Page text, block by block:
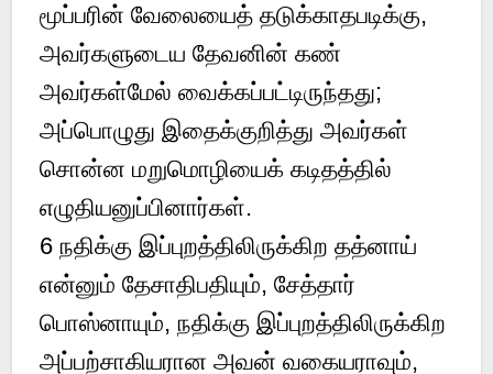
மூப்பரின் வேலையைத் தடுக்காதபடிக்கு,
அவர்களுடைய தேவனின் கண்
அவர்கள்மேல் வைக்கப்பட்டிருந்தது;
அப்பொழுது இதைக்குறித்து அவர்கள்
சொன்ன மறுமொழியைக் கடிதத்தில்
எழுதியனுப்பினார்கள்.
6 நதிக்கு இப்புறத்திலிருக்கிற தத்னாய்
என்னும் தேசாதிபதியும், சேத்தார்
பொஸ்னாயும், நதிக்கு இப்புறத்திலிருக்கிற
அப்பற்சாகியரான அவன் வகையராவும்,